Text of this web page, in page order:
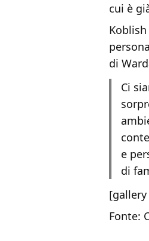
cui è
di
Ci
e
di
[gallery
Fonte: